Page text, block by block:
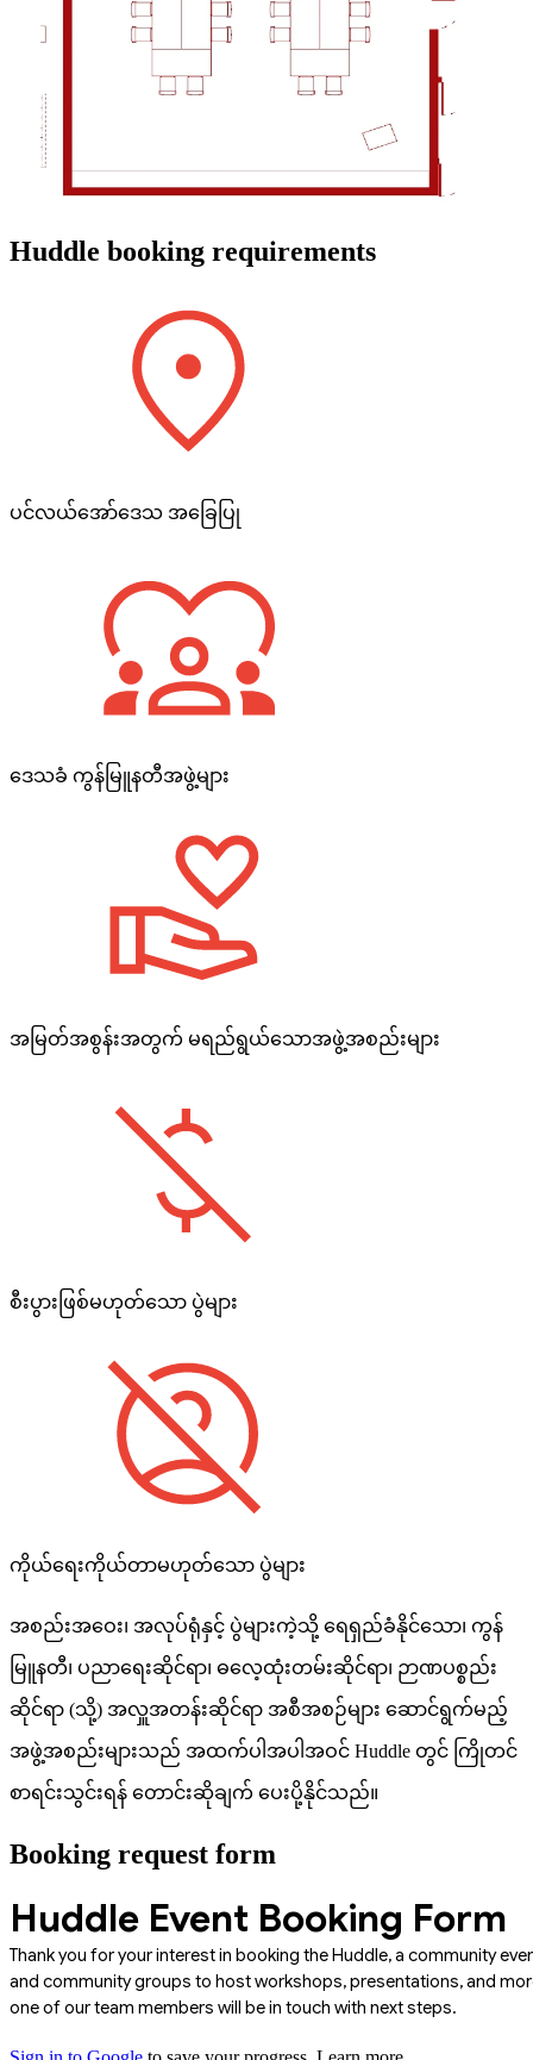
Huddle booking requirements
ပင်လယ်အော်ဒေသ အခြေပြု
ဒေသခံ ကွန်မြူနတီအဖွဲ့များ
အမြတ်အစွန်းအတွက် မရည်ရွယ်သောအဖွဲ့အစည်းများ
စီးပွားဖြစ်မဟုတ်သော ပွဲများ
ကိုယ်ရေးကိုယ်တာမဟုတ်သော ပွဲများ
အစည်းအဝေး၊ အလုပ်ရုံနှင့် ပွဲများကဲ့သို့ ရေရှည်ခံနိုင်သော၊ ကွန်
မြူနတီ၊ ပညာရေးဆိုင်ရာ၊ ဓလေ့ထုံးတမ်းဆိုင်ရာ၊ ဉာဏပစ္စည်း
ဆိုင်ရာ (သို့) အလှူအတန်းဆိုင်ရာ အစီအစဉ်များ ဆောင်ရွက်မည့်
အဖွဲ့အစည်းများသည် အထက်ပါအပါအဝင် Huddle တွင် ကြိုတင်
စာရင်းသွင်းရန် တောင်းဆိုချက် ပေးပို့နိုင်သည်။
Booking request form